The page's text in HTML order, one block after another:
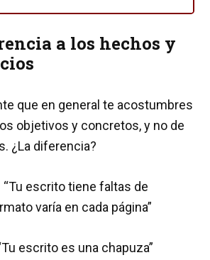
a los hechos y
que en general te acostumbres
objetivos y concretos, y no de
¿La diferencia?
“Tu escrito tiene faltas de
varía en cada página”
escrito es una chapuza”